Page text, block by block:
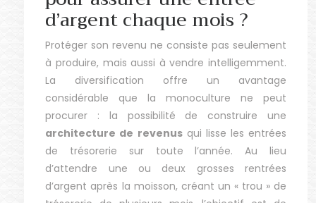
d’argent chaque mois ?
Protéger son revenu ne consiste pas seulement
à produire, mais aussi à vendre intelligemment.
La diversification offre un avantage
considérable que la monoculture ne peut
procurer : la possibilité de construire une
architecture de revenusqui lisse les entrées
de trésorerie sur toute l’année. Au lieu
d’attendre une ou deux grosses rentrées
d’argent après la moisson, créant un « trou » de